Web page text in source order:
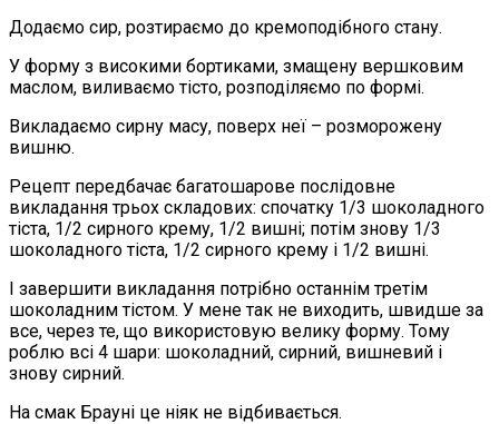
Додаємо сир, розтираємо до кремоподібного стану.
У форму з високими бортиками, змащену вершковим
маслом, виливаємо тісто, розподіляємо по формі.
Викладаємо сирну масу, поверх неї – розморожену
вишню.
Рецепт передбачає багатошарове послідовне
викладання трьох складових: спочатку 1/3 шоколадного
тіста, 1/2 сирного крему, 1/2 вишні; потім знову 1/3
шоколадного тіста, 1/2 сирного крему і 1/2 вишні.
І завершити викладання потрібно останнім третім
шоколадним тістом. У мене так не виходить, швидше за
все, через те, що використовую велику форму. Тому
роблю всі 4 шари: шоколадний, сирний, вишневий і
знову сирний.
На смак Брауні це ніяк не відбивається.